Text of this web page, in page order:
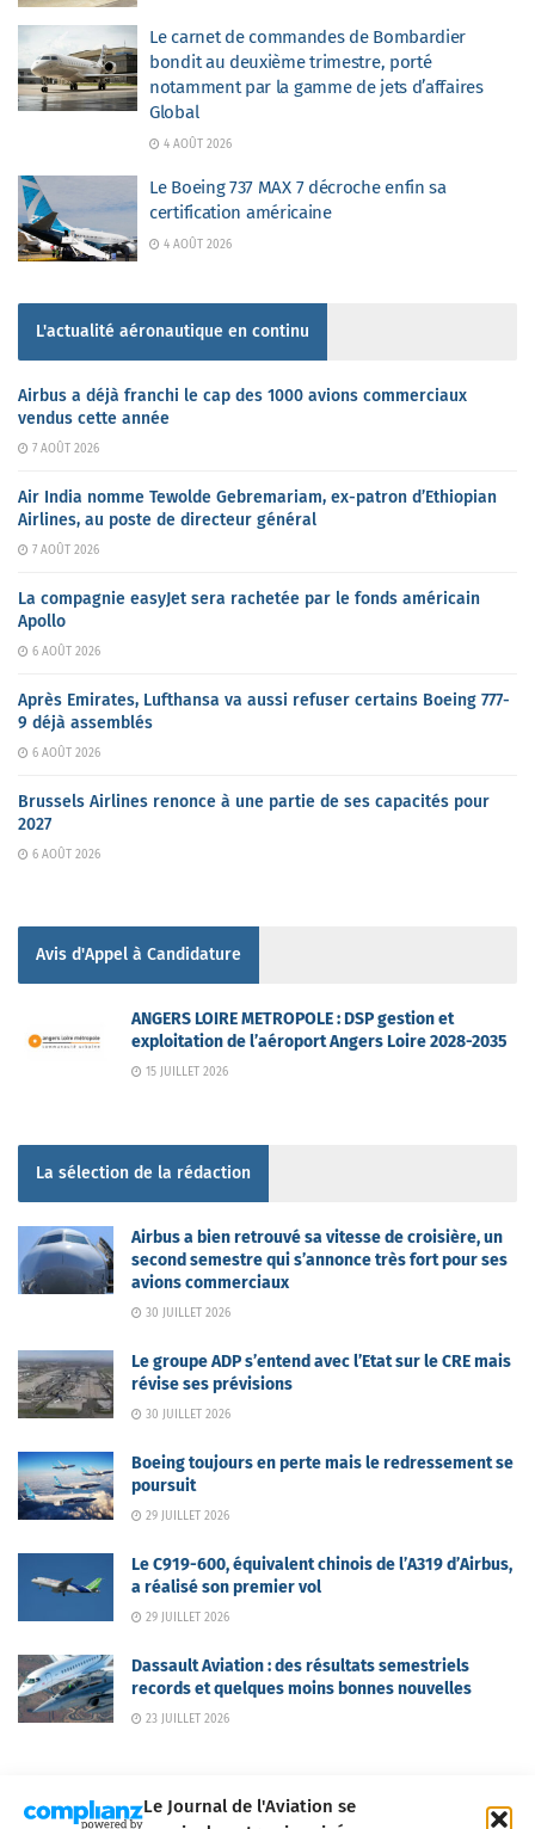
Le Journal de l'Aviation se
Le carnet de commandes de Bombardier
bondit au deuxième trimestre, porté
notamment par la gamme de jets d’affaires
Global
4 AOÛT 2026
Le Boeing 737 MAX 7 décroche enfin sa
certification américaine
4 AOÛT 2026
L'actualité aéronautique en continu
Airbus a déjà franchi le cap des 1000 avions commerciaux
vendus cette année
7 AOÛT 2026
Air India nomme Tewolde Gebremariam, ex-patron d’Ethiopian
Airlines, au poste de directeur général
7 AOÛT 2026
La compagnie easyJet sera rachetée par le fonds américain
Apollo
6 AOÛT 2026
Après Emirates, Lufthansa va aussi refuser certains Boeing 777-
9 déjà assemblés
6 AOÛT 2026
Brussels Airlines renonce à une partie de ses capacités pour
2027
6 AOÛT 2026
Avis d'Appel à Candidature
ANGERS LOIRE METROPOLE : DSP gestion et
exploitation de l’aéroport Angers Loire 2028-2035
15 JUILLET 2026
La sélection de la rédaction
Airbus a bien retrouvé sa vitesse de croisière, un
second semestre qui s’annonce très fort pour ses
avions commerciaux
30 JUILLET 2026
Le groupe ADP s’entend avec l’Etat sur le CRE mais
révise ses prévisions
30 JUILLET 2026
Boeing toujours en perte mais le redressement se
poursuit
29 JUILLET 2026
Le C919-600, équivalent chinois de l’A319 d’Airbus,
a réalisé son premier vol
29 JUILLET 2026
Dassault Aviation : des résultats semestriels
records et quelques moins bonnes nouvelles
23 JUILLET 2026